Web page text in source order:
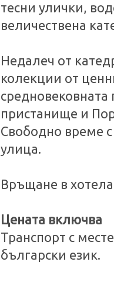
тесни улички,
величествена
Недалеч от
колекции от
средновековната
пристанище и
Свободно време
улица.
Връщане в
Цената включва
Транспорт с
български език.